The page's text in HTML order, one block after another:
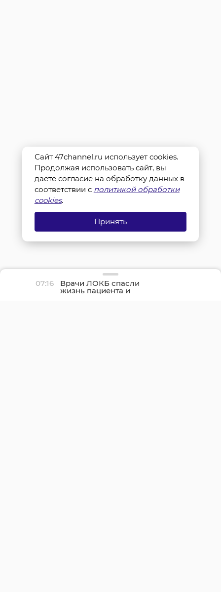
07:16 Врачи ЛОКБ спасли
жизнь пациента и
Сайт 47channel.ru использует cookies.
Продолжая использовать сайт, вы
даете согласие на обработку данных в
соответствии с политикой обработки
cookies.
Принять